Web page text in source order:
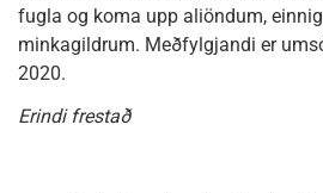
fugla og koma upp aliöndum,
minkagildrum. Meðfylgjandi er
2020.
Erindi frestað